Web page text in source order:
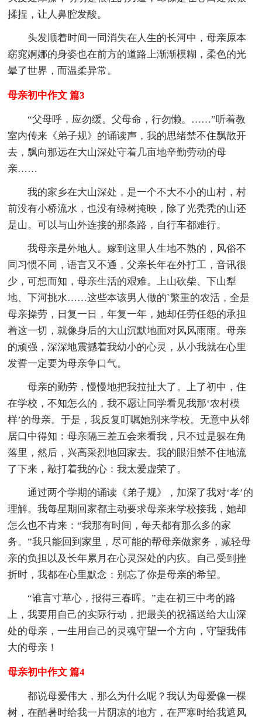
揉捏，让人鼻腔发酸。
头发顺着时间一同消失在人生的长河中，母亲原本
窈窕婀娜的身姿也在前方的道路上渐渐模糊，柔色的光
晕了世界，而温柔异常。
母亲初中作文 篇3
“父母呼，应勿缓。父母命，行勿懒。……”听着教
室内传来《弟子规》的诵读声，我的思绪禁不住飘散开
去，飘向那远在大山深处守着几亩地辛勤劳动的母
亲……
我的家乡在大山深处，是一个不大不小的山村，村
前没有小桥流水，也没有绿树掩映，除了光秃秃的山还
是山。可以与山外连接的那条路，自行车都难行。
我母亲是外地人。嫁到这里人生地不熟的，风俗不
同习惯不同，语言又不通，父亲长年在外打工，音讯很
少，可想而知，母亲生活的艰难。上山砍柴、下山犁
地、下河挑水……这些本该男人做的`繁重的农活，全是
母亲操劳，日复一日，年复一年，她却任劳任怨的承担
着这一切，就像身后的大山沉默地面对风风雨雨。母亲
的顽强，深深地震撼着我幼小的心灵，从小我就在心里
发誓一定要为母亲争口气。
母亲的勤劳，慢慢地把我拉扯大了。上了初中，住
在学校，不知怎么的，我不愿让同学看见我那‘农村模
样’的母亲。于是，我反复叮嘱她别来学校。无意中从邻
居口中得知：母亲隔三差五会来看我，只不过是躲在角
落里，然后，兴高采烈地回家去。我的眼泪禁不住地流
了下来，敲打着我的心：我太爱虚荣了。
通过两个学期的诵读《弟子规》，加深了我对‘孝’的
理解。我每星期回家都主动要求母亲来学校接我，她却
怎么也不肯来：“我那有时间，每天都有那么多的家
务。”我只能回到家里，尽可能的帮母亲做家务，减轻母
亲的负担以及长年累月在心灵深处的内疚。自己受到挫
折时，我都在心里默念：别忘了你是母亲的希望。
“谁言寸草心，报得三春晖。”走在初三中考的路
上，我要用自己的实际行动，把最美的祝福送给大山深
处的母亲，一生用自己的灵魂守望一个方向，守望我伟
大的母亲！
母亲初中作文 篇4
都说母爱伟大，那么为什么呢？我认为母爱像一棵
树，在酷暑时给我一片阴凉的地方，在严寒时给我遮风